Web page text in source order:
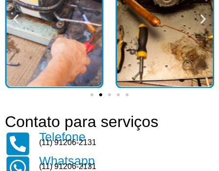
Contato para serviços
Telefone
(11) 91206-2131
Whatsapp
(11) 91206-2131